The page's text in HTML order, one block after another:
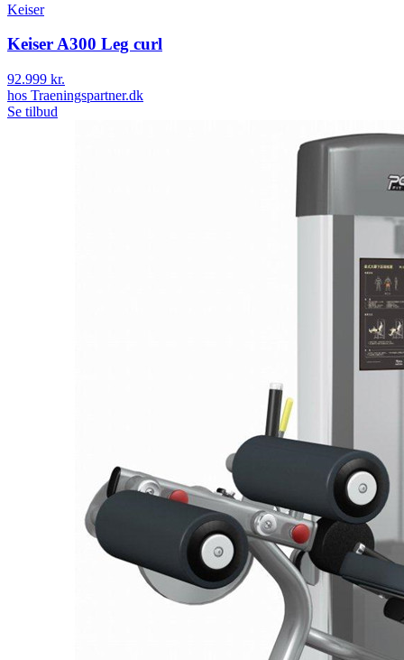
Keiser
Keiser A300 Leg curl
92.999 kr.
hos Traeningspartner.dk
Se tilbud